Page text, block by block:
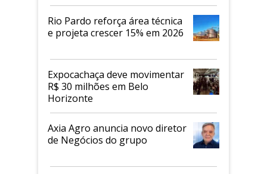
Rio Pardo reforça área técnica
e projeta crescer 15% em 2026
Expocachaça deve movimentar
R$ 30 milhões em Belo
Horizonte
Axia Agro anuncia novo diretor
de Negócios do grupo